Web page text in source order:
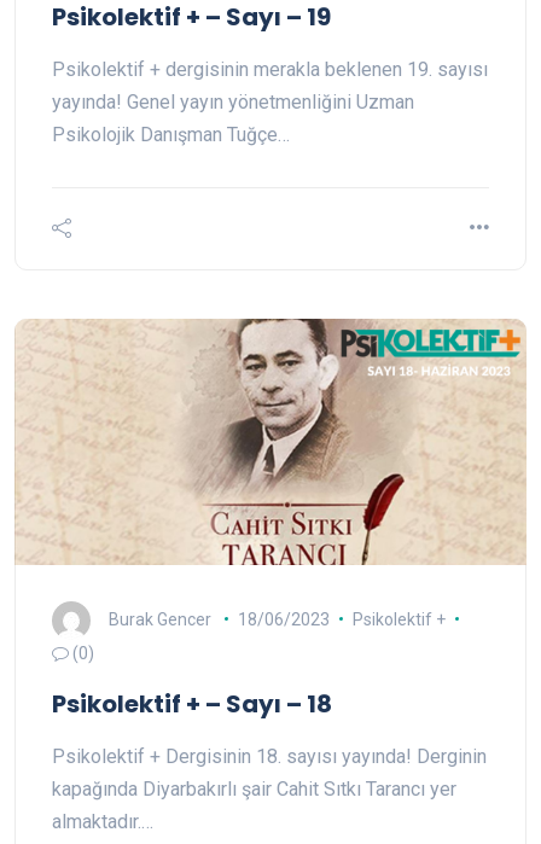
Psikolektif + – Sayı – 19
Psikolektif + dergisinin merakla beklenen 19. sayısı
yayında! Genel yayın yönetmenliğini Uzman
Psikolojik Danışman Tuğçe…
Burak Gencer 18/06/2023
Psikolektif +
(0)
Psikolektif + – Sayı – 18
Psikolektif + Dergisinin 18. sayısı yayında! Derginin
kapağında Diyarbakırlı şair Cahit Sıtkı Tarancı yer
almaktadır.…